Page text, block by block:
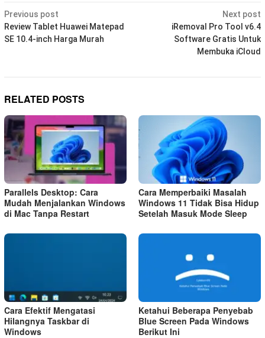
Post
navigation
Previous post
Review Tablet Huawei Matepad
SE 10.4-inch Harga Murah
Next post
iRemoval Pro Tool v6.4
Software Gratis Untuk
Membuka iCloud
RELATED POSTS
Parallels Desktop: Cara
Mudah Menjalankan Windows
di Mac Tanpa Restart
Cara Memperbaiki Masalah
Windows 11 Tidak Bisa Hidup
Setelah Masuk Mode Sleep
Cara Efektif Mengatasi
Hilangnya Taskbar di
Windows
Ketahui Beberapa Penyebab
Blue Screen Pada Windows
Berikut Ini